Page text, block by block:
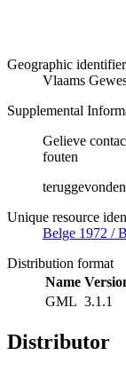
Geographic identifier
Vlaams
Supplemental
Gelieve
fouten
Unique resource
Belge 1972 /
Distribution format
Name
GML 3.1.1
Distributor